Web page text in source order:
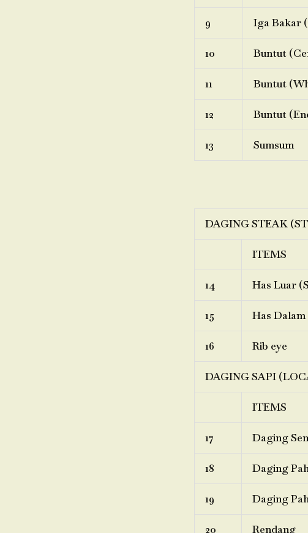
9 Iga Bakar
10 Buntut
11 Buntut
12 Buntut
13 Sumsum
DAGING STEAK
ITEMS
14 Has Luar
15 Has
16 Rib eye
DAGING SAPI
ITEMS
17 Daging
18 Daging
19 Daging
20 Rendang